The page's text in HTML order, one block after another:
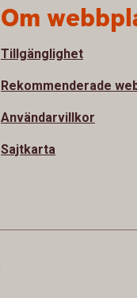
Om
Tillgänglighet
Rekommenderade
Användarvillkor
Sajtkarta